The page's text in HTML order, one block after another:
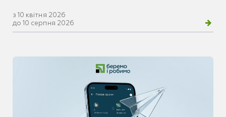
з 10 квітня 2026
до 10 серпня 2026